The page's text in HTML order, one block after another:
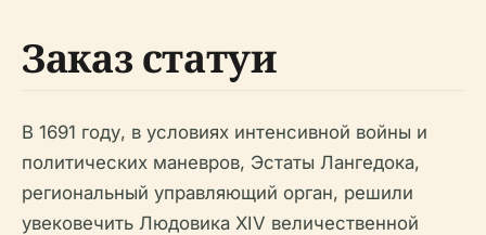
Заказ статуи
В 1691 году, в условиях интенсивной войны и
политических маневров, Эстаты Лангедока,
региональный управляющий орган, решили
увековечить Людовика XIV величественной